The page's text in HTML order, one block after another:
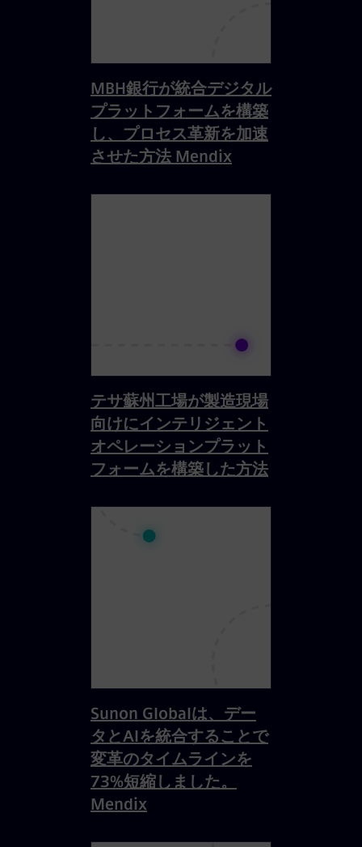
MBH銀行が統合デジタル
プラットフォームを構築
し、プロセス革新を加速
させた方法 Mendix
テサ蘇州工場が製造現場
向けにインテリジェント
オペレーションプラット
フォームを構築した方法
Sunon Globalは、デー
タとAIを統合することで
変革のタイムラインを
73%短縮しました。
Mendix